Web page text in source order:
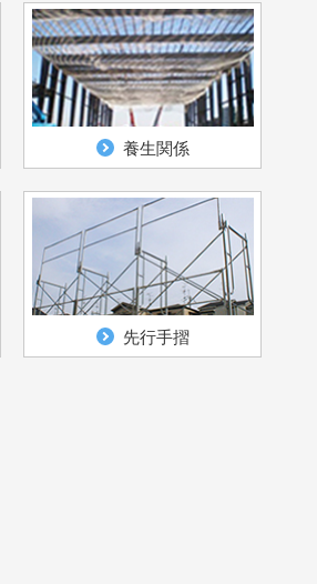
養生関係
先行手摺